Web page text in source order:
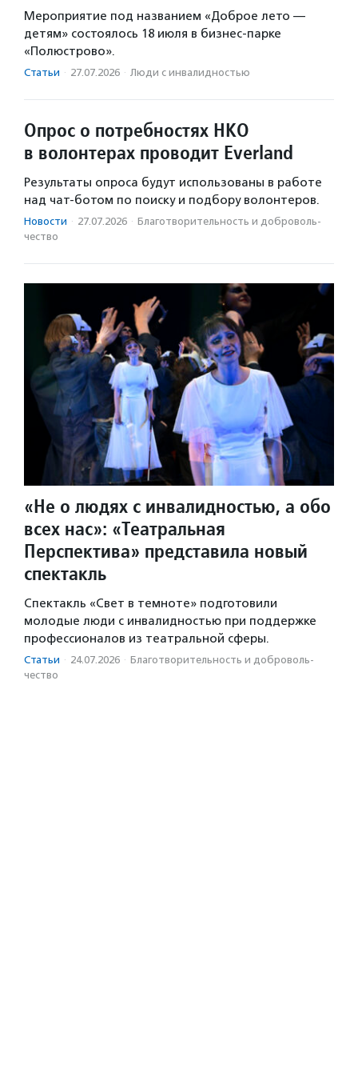
Мероприятие под названием «Доброе лето —
детям» состоялось 18 июля в бизнес-парке
«Полюстрово».
Статьи · 27.07.2026 · Люди с инвалидностью
Опрос о потребностях НКО
в волонтерах проводит Everland
Результаты опроса будут использованы в работе
над чат-ботом по поиску и подбору волонтеров.
Новости · 27.07.2026 · Благотвори­тель­ность и доброволь­
чест­во
«Не о людях с инвалидностью, а обо
всех нас»: «Театральная
Перспектива» представила новый
спектакль
Спектакль «Свет в темноте» подготовили
молодые люди с инвалидностью при поддержке
профессионалов из театральной сферы.
Статьи · 24.07.2026 · Благотвори­тель­ность и доброволь­
чест­во